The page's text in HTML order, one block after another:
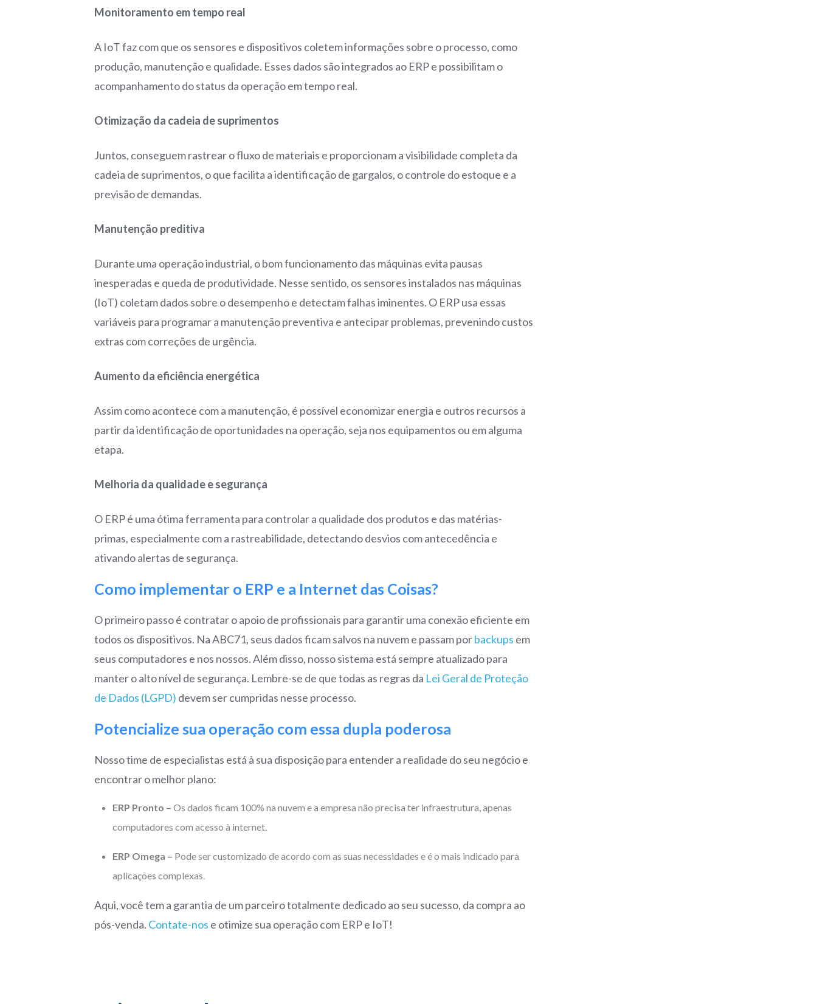
Monitoramento em tempo real
A IoT faz com que os sensores e dispositivos coletem informações sobre o processo, como
produção, manutenção e qualidade. Esses dados são integrados ao ERP e possibilitam o
acompanhamento do status da operação em tempo real.
Otimização da cadeia de suprimentos
Juntos, conseguem rastrear o fluxo de materiais e proporcionam a visibilidade completa da
cadeia de suprimentos, o que facilita a identificação de gargalos, o controle do estoque e a
previsão de demandas.
Manutenção preditiva
Durante uma operação industrial, o bom funcionamento das máquinas evita pausas
inesperadas e queda de produtividade. Nesse sentido, os sensores instalados nas máquinas
(IoT) coletam dados sobre o desempenho e detectam falhas iminentes. O ERP usa essas
variáveis para programar a manutenção preventiva e antecipar problemas, prevenindo custos
extras com correções de urgência.
Aumento da eficiência energética
Assim como acontece com a manutenção, é possível economizar energia e outros recursos a
partir da identificação de oportunidades na operação, seja nos equipamentos ou em alguma
etapa.
Melhoria da qualidade e segurança
O ERP é uma ótima ferramenta para controlar a qualidade dos produtos e das matérias-
primas, especialmente com a rastreabilidade, detectando desvios com antecedência e
ativando alertas de segurança.
Como implementar o ERP e a Internet das Coisas?
O primeiro passo é contratar o apoio de profissionais para garantir uma conexão eficiente em
todos os dispositivos. Na ABC71, seus dados ficam salvos na nuvem e passam porbackups em
seus computadores e nos nossos. Além disso, nosso sistema está sempre atualizado para
manter o alto nível de segurança. Lembre-se de que todas as regras da Lei Geral de Proteção
de Dados (LGPD) devem ser cumpridas nesse processo.
Potencialize sua operação com essa dupla poderosa
Nosso time de especialistas está à sua disposição para entender a realidade do seu negócio e
encontrar o melhor plano:
ERP Pronto – Os dados ficam 100% na nuvem e a empresa não precisa ter infraestrutura, apenas
computadores com acesso à internet.
ERP Omega – Pode ser customizado de acordo com as suas necessidades e é o mais indicado para
aplicações complexas.
Aqui, você tem a garantia de um parceiro totalmente dedicado ao seu sucesso, da compra ao
pós-venda. Contate-nos e otimize sua operação com ERP e IoT!